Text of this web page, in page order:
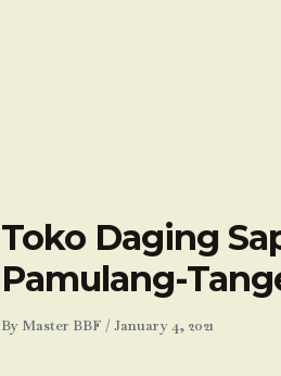
Toko Daging
Pamulang-
By Master BBF /January 4, 2021